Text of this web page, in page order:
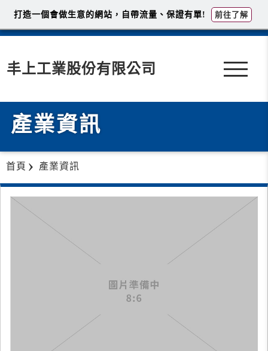
丰上工業股份有限公司
產業資訊
首頁 產業資訊
打造一個會做生意的網站，自帶流量、保證有單! 前往了解